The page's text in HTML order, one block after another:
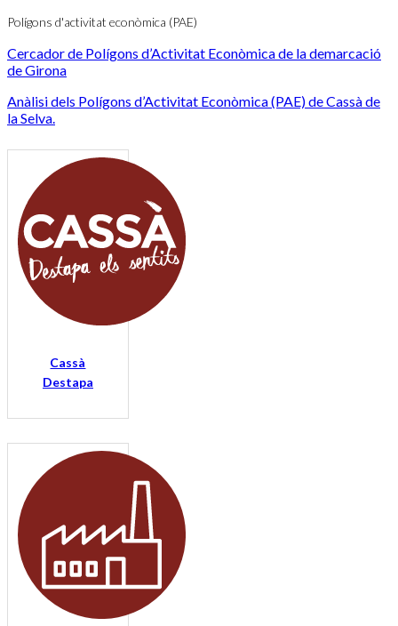
Polígons d'activitat econòmica (PAE)
Cercador de Polígons d’Activitat Econòmica de la demarcació
de Girona
Anàlisi dels Polígons d’Activitat Econòmica (PAE) de Cassà de
la Selva.
Cassà
Destapa